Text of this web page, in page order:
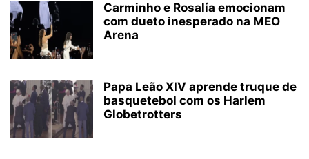
Carminho e Rosalía emocionam
com dueto inesperado na MEO
Arena
Papa Leão XIV aprende truque de
basquetebol com os Harlem
Globetrotters